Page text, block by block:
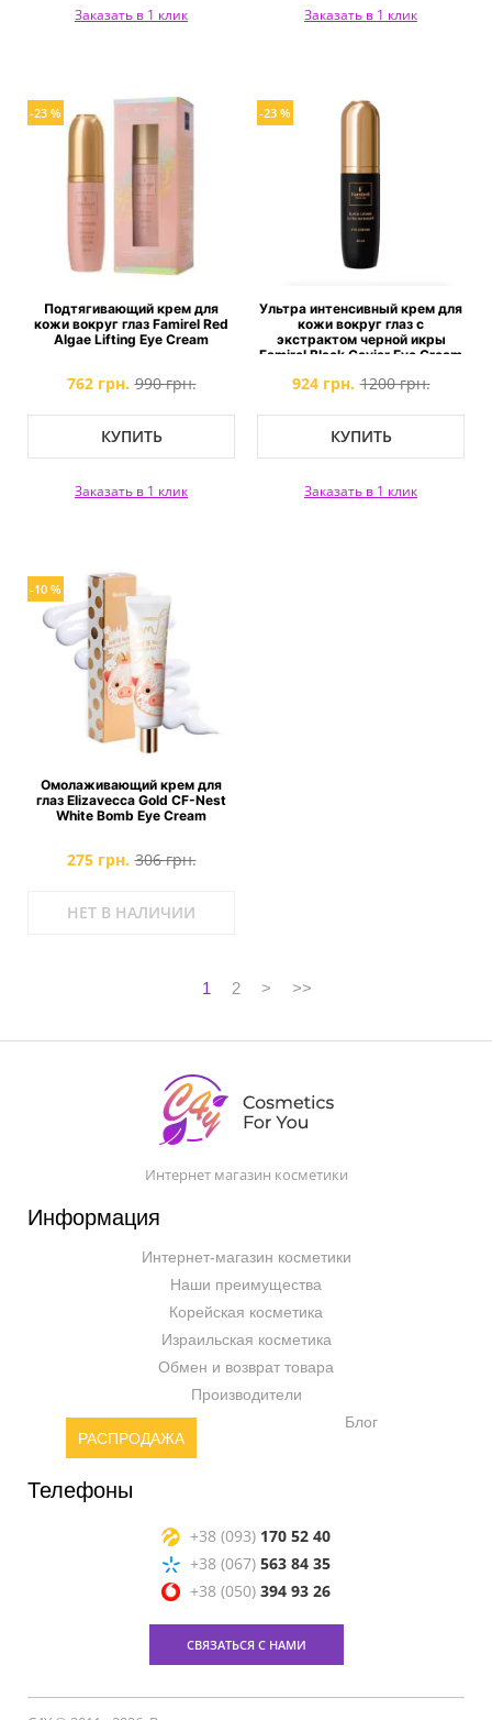
Заказать в 1 клик Заказать в 1 клик
-23 %
Подтягивающий крем для
кожи вокруг глаз Famirel Red
Algae Lifting Eye Cream
762 грн. 990 грн.
КУПИТЬ
Заказать в 1 клик
-23 %
Ультра интенсивный крем для
кожи вокруг глаз с
экстрактом черной икры
Famirel Black Caviar Eye Cream
924 грн. 1200 грн.
КУПИТЬ
Заказать в 1 клик
-10 %
Омолаживающий крем для
глаз Elizavecca Gold CF-Nest
White Bomb Eye Cream
275 грн. 306 грн.
НЕТ В НАЛИЧИИ
1 2 > >>
Интернет магазин косметики
Информация
Интернет-магазин косметики
Наши преимущества
Корейская косметика
Израильская косметика
Обмен и возврат товара
Производители
РАСПРОДАЖА
Блог
Телефоны
+38 (093) 170 52 40
+38 (067) 563 84 35
+38 (050) 394 93 26
СВЯЗАТЬСЯ С НАМИ